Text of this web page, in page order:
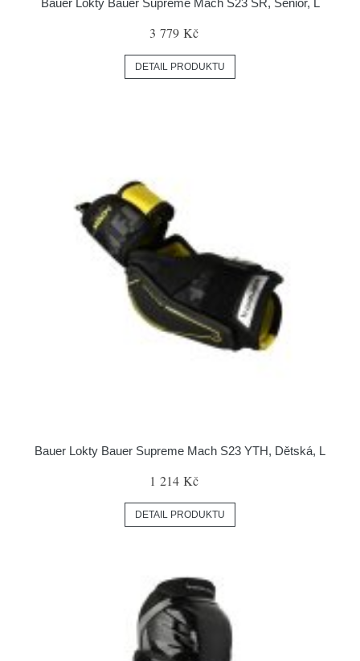
Bauer Lokty Bauer Supreme Mach S23 SR, Senior, L
3 779 Kč
DETAIL PRODUKTU
Bauer Lokty Bauer Supreme Mach S23 YTH, Dětská, L
1 214 Kč
DETAIL PRODUKTU